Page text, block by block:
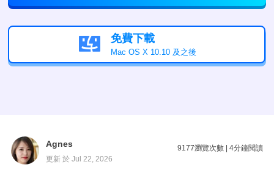
 免費下載
Mac OS X 10.10 及之後
Agnes
更新 於 Jul 22, 2026
9177瀏覽次數 |4分鐘閱讀